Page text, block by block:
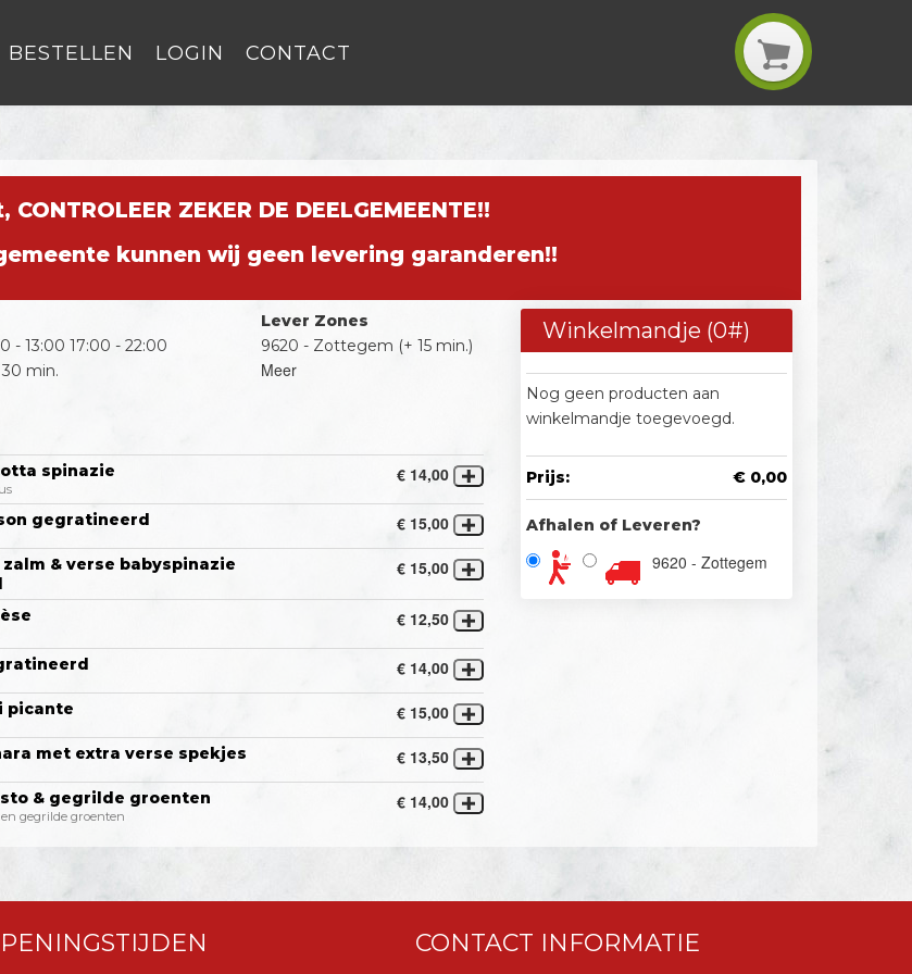
BESTELLEN LOGIN CONTACT
ZEKER DE DEELGEMEENTE!!
kunnen wij geen levering garanderen!!
- 13:00 17:00 - 22:00
min.
Lever Zones
9620 - Zottegem (+ 15 min.)
Meer
spinazie € 14,00
gegratineerd € 15,00
& verse babyspinazie
€ 15,00
€ 12,50
€ 14,00
picante € 15,00
met extra verse spekjes € 13,50
& gegrilde groenten
gegrilde groenten
€ 14,00
Winkelmandje (0#)
Nog geen producten aan
winkelmandje toegevoegd.
Prijs: € 0,00
Afhalen of Leveren?
9620 - Zottegem
CONTACT INFORMATIE